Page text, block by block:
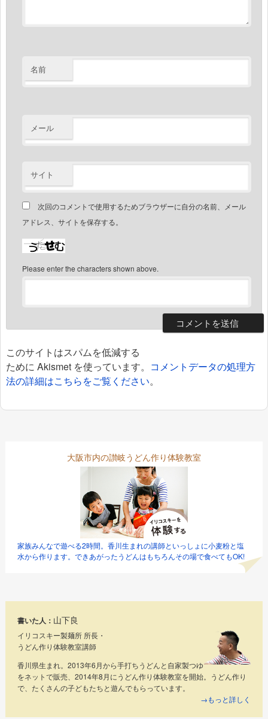
名前
メール
サイト
次回のコメントで使用するためブラウザーに自分の名前、メール
アドレス、サイトを保存する。
Please enter the characters shown above.
このサイトはスパムを低減する
ために Akismet を使っています。 コメントデータの処理方
法の詳細はこちらをご覧ください。
大阪市内の讃岐うどん作り体験教室
家族みんなで遊べる2時間。香川生まれの講師といっしょに小麦粉と塩
水から作ります。できあがったうどんはもちろんその場で食べてもOK!
書いた人： 山下良
イリコスキー製麺所 所長・
うどん作り体験教室講師
香川県生まれ。2013年6月から手打ちうどんと自家製つゆ
をネットで販売、2014年8月にうどん作り体験教室を開始。うどん作り
で、たくさんの子どもたちと遊んでもらっています。
→もっと詳しく